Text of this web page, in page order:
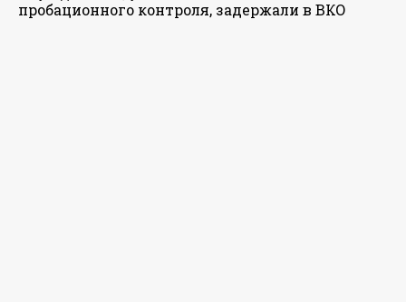
пробационного контроля, задержали в ВКО